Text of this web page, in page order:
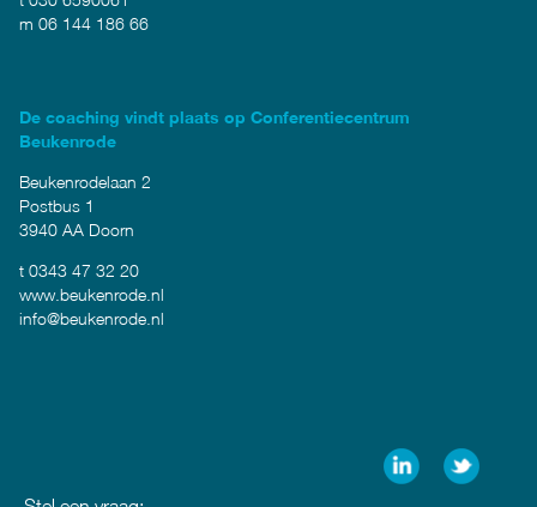
m 06 144 186 66
De coaching vindt plaats op Conferentiecentrum
Beukenrode
Beukenrodelaan 2
Postbus 1
3940 AA Doorn
t 0343 47 32 20
www.beukenrode.nl
info@beukenrode.nl